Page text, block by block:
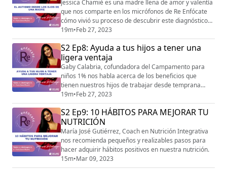
Jessica Chamié es una madre llena de amor y valentía
que nos comparte en los micrófonos de Re Enfócate
cómo vivió su proceso de descubrir este diagnóstico
en su hija. Nos acompaña en esta conversación
Arianna Concepción, Terapista de Comportamiento
Certificada en el Estado de la Florida, quien da su
opinión desde la visión de su profesión.
19m•Feb 27, 2023
S2 Ep8: Ayuda a tus hijos a tener una
ligera ventaja
Gaby Calabria, cofundadora del Campamento para
niños 1% nos habla acerca de los beneficios que
tienen nuestros hijos de trabajar desde temprana
edad su área espiritual y de sus emociones en un
espacio seguro. Si eres padre, esta conversación te
encantará.
19m•Feb 27, 2023
S2 Ep9: 10 HÁBITOS PARA MEJORAR TU
NUTRICIÓN
María José Gutiérrez, Coach en Nutrición Integrativa
nos recomienda pequeños y realizables pasos para
hacer adquirir hábitos positivos en nuestra nutrición.
15m•Mar 09, 2023